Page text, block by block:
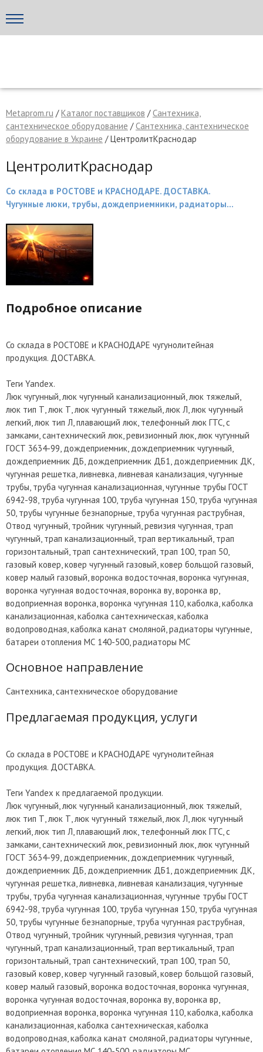
МЕТАПРОМ - российский торгово-промышленный портал
Написать поставщику
Отмена
Metaprom.ru /Каталог поставщиков /Сантехника,
сантехническое оборудование /Сантехника, сантехническое
оборудование в Украине / ЦентролитКраснодар
ЦентролитКраснодар
Со склада в РОСТОВЕ и КРАСНОДАРЕ. ДОСТАВКА.
Чугунные люки, трубы, дождеприемники, радиаторы...
Подробное описание
Со склада в РОСТОВЕ и КРАСНОДАРЕ чугунолитейная
продукция. ДОСТАВКА.
Теги Yandex.
Люк чугунный, люк чугунный канализационный, люк тяжелый,
люк тип Т, люк Т, люк чугунный тяжелый, люк Л, люк чугунный
легкий, люк тип Л, плавающий люк, телефонный люк ГТС, с
замками, сантехнический люк, ревизионный люк, люк чугунный
ГОСТ 3634-99, дождеприемник, дождеприемник чугунный,
дождеприемник ДБ, дождеприемник ДБ1, дождеприемник ДК,
чугунная решетка, ливневка, ливневая канализация, чугунные
трубы, труба чугунная канализационная, чугунные трубы ГОСТ
6942-98, труба чугунная 100, труба чугунная 150, труба чугунная
50, трубы чугунные безнапорные, труба чугунная раструбная,
Отвод чугунный, тройник чугунный, ревизия чугунная, трап
чугунный, трап канализационный, трап вертикальный, трап
горизонтальный, трап сантехнический, трап 100, трап 50,
газовый ковер, ковер чугунный газовый, ковер больщой газовый,
ковер малый газовый, воронка водосточная, воронка чугунная,
воронка чугунная водосточная, воронка ву, воронка вр,
водоприемная воронка, воронка чугунная 110, каболка, каболка
канализационная, каболка сантехническая, каболка
водопроводная, каболка канат смоляной, радиаторы чугунные,
батареи отопления МС 140-500, радиаторы МС
Основное направление
Сантехника, сантехническое оборудование
Предлагаемая продукция, услуги
Со склада в РОСТОВЕ и КРАСНОДАРЕ чугунолитейная
продукция. ДОСТАВКА.
Теги Yandex к предлагаемой продукции.
Люк чугунный, люк чугунный канализационный, люк тяжелый,
люк тип Т, люк Т, люк чугунный тяжелый, люк Л, люк чугунный
легкий, люк тип Л, плавающий люк, телефонный люк ГТС, с
замками, сантехнический люк, ревизионный люк, люк чугунный
ГОСТ 3634-99, дождеприемник, дождеприемник чугунный,
дождеприемник ДБ, дождеприемник ДБ1, дождеприемник ДК,
чугунная решетка, ливневка, ливневая канализация, чугунные
трубы, труба чугунная канализационная, чугунные трубы ГОСТ
6942-98, труба чугунная 100, труба чугунная 150, труба чугунная
50, трубы чугунные безнапорные, труба чугунная раструбная,
Отвод чугунный, тройник чугунный, ревизия чугунная, трап
чугунный, трап канализационный, трап вертикальный, трап
горизонтальный, трап сантехнический, трап 100, трап 50,
газовый ковер, ковер чугунный газовый, ковер больщой газовый,
ковер малый газовый, воронка водосточная, воронка чугунная,
воронка чугунная водосточная, воронка ву, воронка вр,
водоприемная воронка, воронка чугунная 110, каболка, каболка
канализационная, каболка сантехническая, каболка
водопроводная, каболка канат смоляной, радиаторы чугунные,